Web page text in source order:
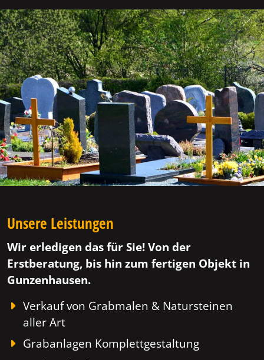
Unsere Leistungen
Wir erledigen das für Sie! Von der
Erstberatung, bis hin zum fertigen Objekt in
Gunzenhausen.
Verkauf von Grabmalen & Natursteinen
aller Art
Grabanlagen Komplettgestaltung